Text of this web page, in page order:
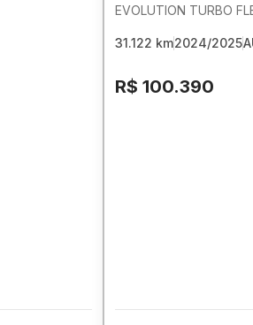
EVOLUTION TURBO
31.122 km2024/2025
R$ 100.390